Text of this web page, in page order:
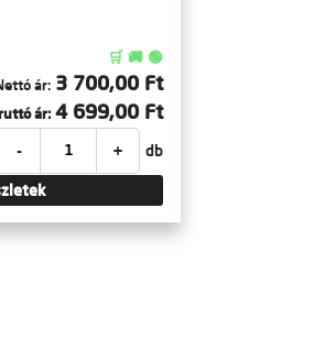
🛒 🚚 🟢
ár: 3 700,00 Ft
ár: 4 699,00 Ft
- + db